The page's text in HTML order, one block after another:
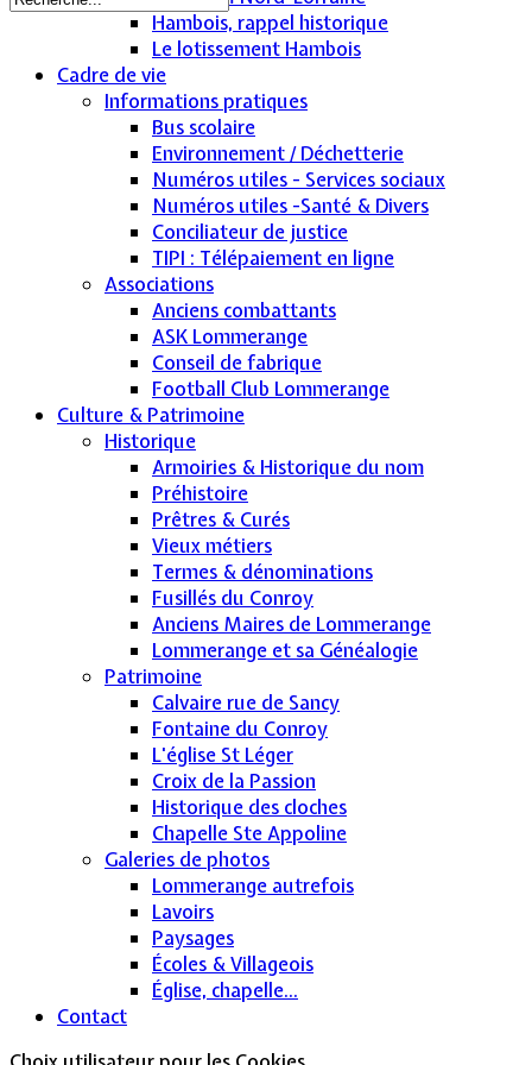
Hambois, rappel historique
Le lotissement Hambois
Cadre de vie
Informations pratiques
Bus scolaire
Environnement / Déchetterie
Numéros utiles - Services sociaux
Numéros utiles -Santé & Divers
Conciliateur de justice
TIPI : Télépaiement en ligne
Associations
Anciens combattants
ASK Lommerange
Conseil de fabrique
Football Club Lommerange
Culture & Patrimoine
Historique
Armoiries & Historique du nom
Préhistoire
Prêtres & Curés
Vieux métiers
Termes & dénominations
Fusillés du Conroy
Anciens Maires de Lommerange
Lommerange et sa Généalogie
Patrimoine
Calvaire rue de Sancy
Fontaine du Conroy
L'église St Léger
Croix de la Passion
Historique des cloches
Chapelle Ste Appoline
Galeries de photos
Lommerange autrefois
Lavoirs
Paysages
Écoles & Villageois
Église, chapelle...
Contact